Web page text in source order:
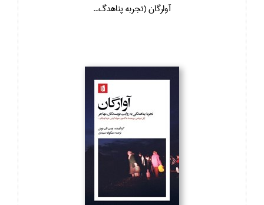
آوارگان (تجربه پناهدگ...